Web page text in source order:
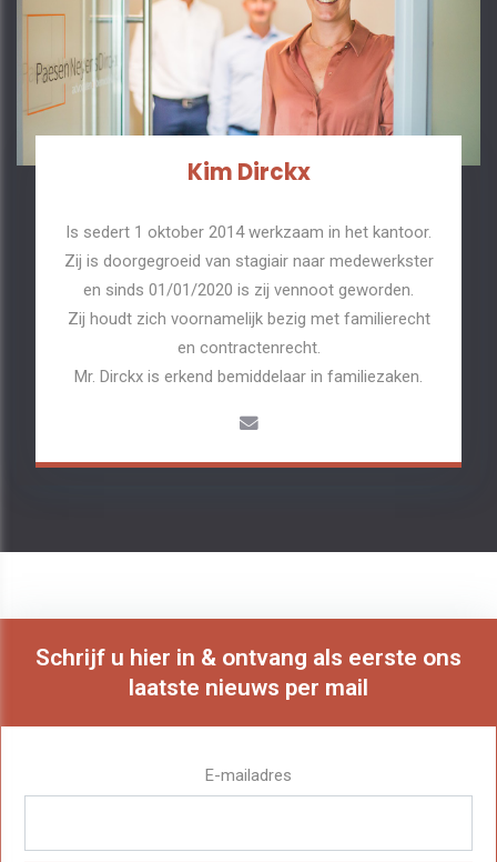
Kim Dirckx
Is sedert 1 oktober 2014 werkzaam in het kantoor.
Zij is doorgegroeid van stagiair naar medewerkster
en sinds 01/01/2020 is zij vennoot geworden.
Zij houdt zich voornamelijk bezig met familierecht
en contractenrecht.
Mr. Dirckx is erkend bemiddelaar in familiezaken.
Schrijf u hier in & ontvang als eerste ons
laatste nieuws per mail
E-mailadres